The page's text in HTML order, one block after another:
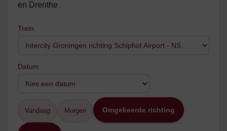
en Drenthe
Trein
Datum
Vandaag Morgen Omgekeerde richting